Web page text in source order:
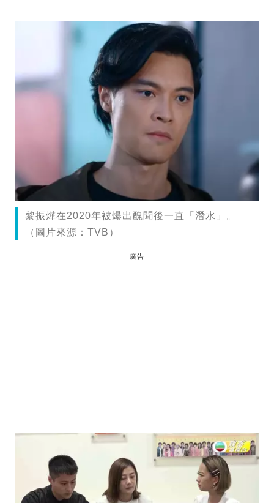
黎振燁在2020年被爆出醜聞後一直「潛水」。
（圖片來源：TVB）
廣告